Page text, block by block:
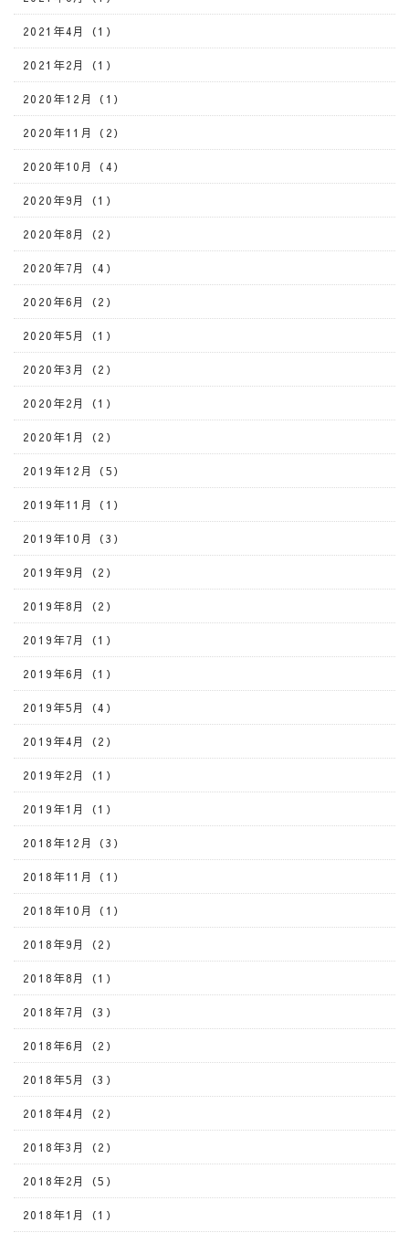
2021年4月（1）
2021年2月（1）
2020年12月（1）
2020年11月（2）
2020年10月（4）
2020年9月（1）
2020年8月（2）
2020年7月（4）
2020年6月（2）
2020年5月（1）
2020年3月（2）
2020年2月（1）
2020年1月（2）
2019年12月（5）
2019年11月（1）
2019年10月（3）
2019年9月（2）
2019年8月（2）
2019年7月（1）
2019年6月（1）
2019年5月（4）
2019年4月（2）
2019年2月（1）
2019年1月（1）
2018年12月（3）
2018年11月（1）
2018年10月（1）
2018年9月（2）
2018年8月（1）
2018年7月（3）
2018年6月（2）
2018年5月（3）
2018年4月（2）
2018年3月（2）
2018年2月（5）
2018年1月（1）